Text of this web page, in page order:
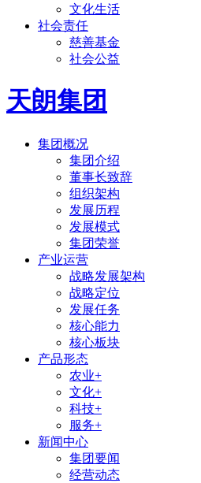
文化生活
社会责任
慈善基金
社会公益
天朗集团
集团概况
集团介绍
董事长致辞
组织架构
发展历程
发展模式
集团荣誉
产业运营
战略发展架构
战略定位
发展任务
核心能力
核心板块
产品形态
农业+
文化+
科技+
服务+
新闻中心
集团要闻
经营动态